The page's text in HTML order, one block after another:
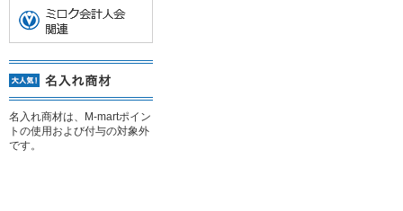
名入れ商材は、M-martポイン
トの使用および付与の対象外
です。